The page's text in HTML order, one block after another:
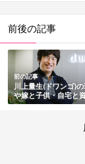
前後の記事
前の記事
川上量生(ドワンゴ)
や嫁と子供・自宅と
理由も総まとめ